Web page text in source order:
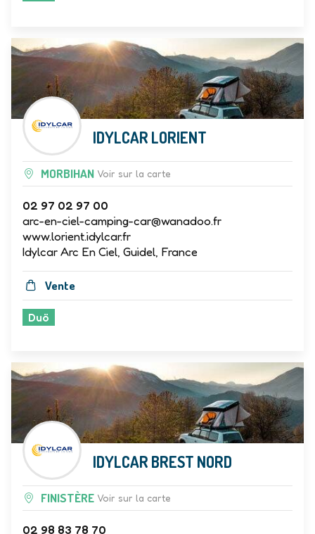
Duö
IDYLCAR LORIENT
MORBIHAN Voir sur la carte
02 97 02 97 00
arc-en-ciel-camping-car@wanadoo.fr
www.lorient.idylcar.fr
Vente
Duö
IDYLCAR BREST NORD
FINISTÈRE Voir sur la carte